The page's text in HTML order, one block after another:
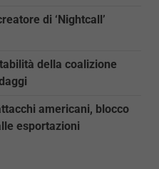
di ‘Nightcall’
della coalizione
americani, blocco
esportazioni